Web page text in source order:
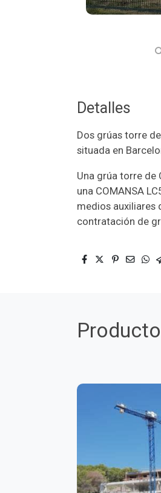
Detalles
Dos grúas torre
situada en
Una grúa torre de
una COMANSA
medios auxiliares
contratación de